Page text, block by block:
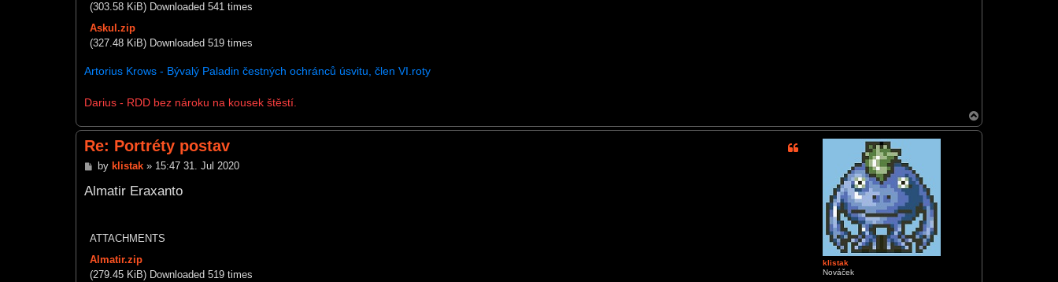
(303.58 KiB) Downloaded 541 times
Askul.zip
(327.48 KiB) Downloaded 519 times
Artorius Krows - Bývalý Paladin čestných ochránců úsvitu, člen VI.roty
Darius - RDD bez nároku na kousek štěstí.
o
p
klistak
Nováček
Re: Portréty postav
P
s
by klistak» 15:47 31. Jul 2020
Almatir Eraxanto
ATTACHMENTS
Almatir.zip
(279.45 KiB) Downloaded 519 times